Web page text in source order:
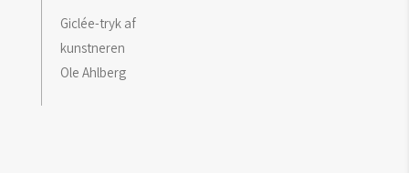
Giclée-tryk af
kunstneren
Ole Ahlberg